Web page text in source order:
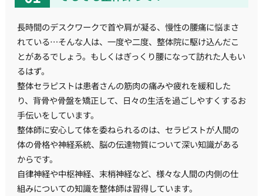
長時間のデスクワークで首や肩が凝る、慢性の腰痛に悩まさ
れている…そんな人は、一度や二度、整体院に駆け込んだこ
とがあるでしょう。もしくはぎっくり腰になって訪れた人もい
るはず。
整体セラピストは患者さんの筋肉の痛みや疲れを緩和した
り、背骨や骨盤を矯正して、日々の生活を過ごしやすくするお
手伝いをしています。
整体師に安心して体を委ねられるのは、セラピストが人間の
体の骨格や神経系統、脳の伝達物質について深い知識がある
からです。
自律神経や中枢神経、末梢神経など、様々な人間の内側の仕
組みについての知識を整体師は習得しています。